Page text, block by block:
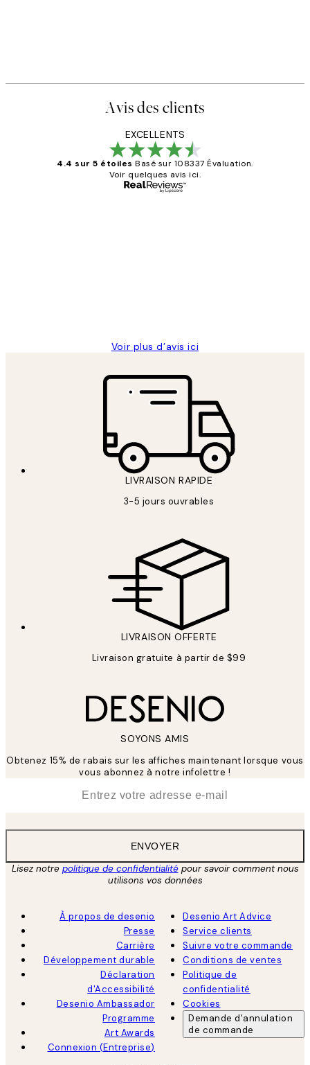
Avis des clients
EXCELLENTS
4.4 sur 5 étoiles Basé sur 108337 Évaluation.
Voir quelques avis ici.
Voir plus d’avis ici
LIVRAISON RAPIDE
3-5 jours ouvrables
LIVRAISON OFFERTE
Livraison gratuite à partir de $99
SOYONS AMIS
Obtenez 15% de rabais sur les affiches maintenant lorsque vous
vous abonnez à notre infolettre !
ENVOYER
Lisez notre politique de confidentialitépour savoir comment nous
utilisons vos données
À propos de desenio
Presse
Carrière
Développement durable
Déclaration
d'Accessibilité
Desenio Ambassador
Programme
Art Awards
Connexion (Entreprise)
Desenio Art Advice
Service clients
Suivre votre commande
Conditions de ventes
Politique de
confidentialité
Cookies
Demande d'annulation
de commande